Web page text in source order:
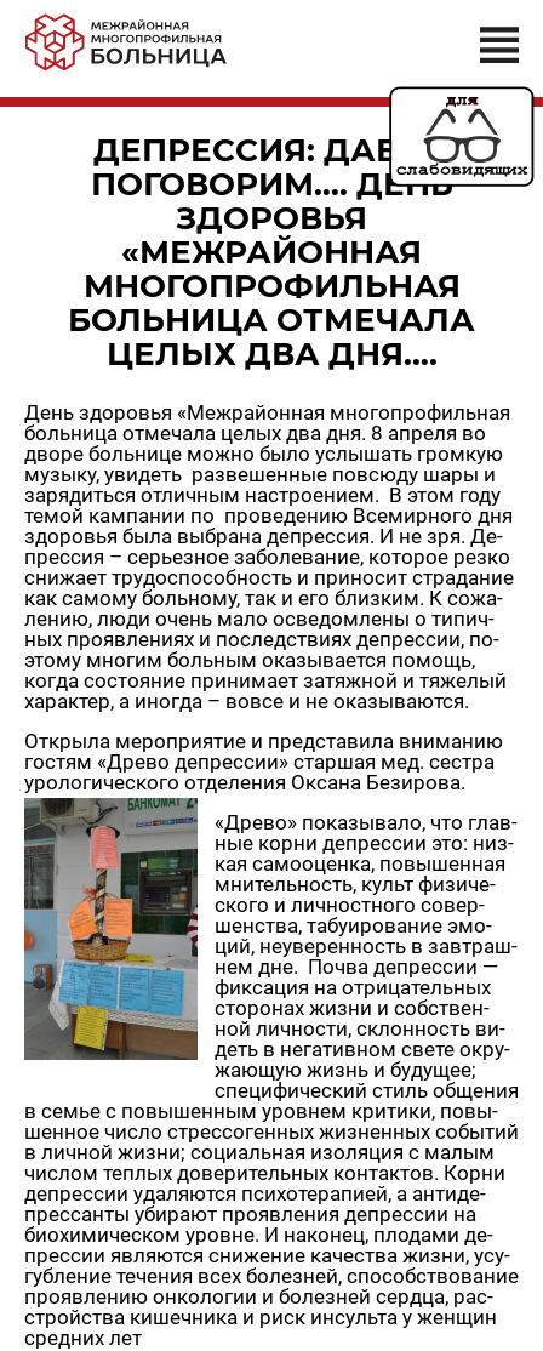
ДЕПРЕССИЯ: ДАВАЙ
ПОГОВОРИМ…. ДЕНЬ
ЗДОРОВЬЯ
«МЕЖРАЙОННАЯ
МНОГОПРОФИЛЬНАЯ
БОЛЬНИЦА ОТМЕЧАЛА
ЦЕЛЫХ ДВА ДНЯ….
День здо­ро­вья «Меж­рай­он­ная мно­го­про­филь­ная
боль­ни­ца от­ме­ча­ла целых два дня. 8 ап­ре­ля во
дворе боль­ни­це можно было услы­шать гром­кую
му­зы­ку, уви­деть раз­ве­шен­ные по­всю­ду шары и
за­ря­дить­ся от­лич­ным на­стро­е­ни­ем. В этом году
темой кам­па­нии по про­ве­де­нию Все­мир­но­го дня
здо­ро­вья была вы­бра­на де­прес­сия. И не зря. Де­
прес­сия – се­рьез­ное за­бо­ле­ва­ние, ко­то­рое резко
сни­жа­ет тру­до­спо­соб­ность и при­но­сит стра­да­ние
как са­мо­му боль­но­му, так и его близ­ким. К со­жа­
ле­нию, люди очень мало осве­дом­ле­ны о ти­пич­
ных про­яв­ле­ни­ях и по­след­стви­ях де­прес­сии, по­
это­му мно­гим боль­ным ока­зы­ва­ет­ся по­мощь,
когда со­сто­я­ние при­ни­ма­ет за­тяж­ной и тя­же­лый
ха­рак­тер, а ино­гда – вовсе и не ока­зы­ва­ют­ся.
От­кры­ла ме­ро­при­я­тие и пред­ста­ви­ла вни­ма­нию
го­стям «Древо де­прес­сии» стар­шая мед. сест­ра
уро­ло­ги­че­ско­го от­де­ле­ния Ок­са­на Бе­зи­ро­ва.
«Древо» по­ка­зы­ва­ло, что глав­
ные корни де­прес­сии это: низ­
кая са­мо­оцен­ка, по­вы­шен­ная
мни­тель­ность, культ фи­зи­че­
ско­го и лич­ност­но­го со­вер­
шен­ства, та­бу­и­ро­ва­ние эмо­
ций, неуве­рен­ность в зав­траш­
нем дне. Почва де­прес­сии —
фик­са­ция на от­ри­ца­тель­ных
сто­ро­нах жизни и соб­ствен­
ной лич­но­сти, склон­ность ви­
деть в нега­тив­ном свете окру­
жа­ю­щую жизнь и бу­ду­щее;
спе­ци­фи­че­ский стиль об­ще­ния
в семье с по­вы­шен­ным уров­нем кри­ти­ки, по­вы­
шен­ное число стрес­со­ген­ных жиз­нен­ных со­бы­тий
в лич­ной жизни; со­ци­аль­ная изо­ля­ция с малым
чис­лом теп­лых до­ве­ри­тель­ных кон­так­тов. Корни
де­прес­сии уда­ля­ют­ся пси­хо­те­ра­пи­ей, а ан­ти­де­
прес­сан­ты уби­ра­ют про­яв­ле­ния де­прес­сии на
био­хи­ми­че­ском уровне. И на­ко­нец, пло­да­ми де­
прес­сии яв­ля­ют­ся сни­же­ние ка­че­ства жизни, усу­
губ­ле­ние те­че­ния всех бо­лез­ней, спо­соб­ство­ва­ние
про­яв­ле­нию он­ко­ло­гии и бо­лез­ней серд­ца, рас­
строй­ства ки­шеч­ни­ка и риск ин­суль­та у жен­щин
сред­них лет